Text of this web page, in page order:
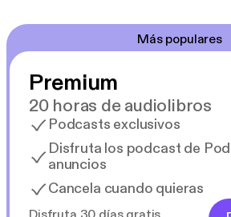
Más populares
Premium
20 horas de audiolibros
Podcasts exclusivos
Disfruta los podcast de
anuncios
Cancela cuando quieras